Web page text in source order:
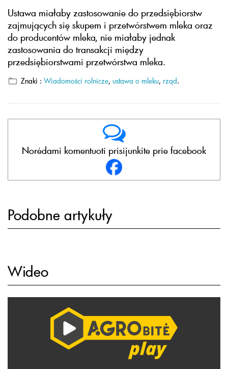
Ustawa miałaby zastosowanie do przedsiębiorstw
zajmujących się skupem i przetwórstwem mleka oraz
do producentów mleka, nie miałaby jednak
zastosowania do transakcji między
przedsiębiorstwami przetwórstwa mleka.
Znaki : Wiadomości rolnicze, ustawa o mleku, rząd.
Norėdami komentuoti prisijunkite prie facebook
Podobne artykuły
Wideo